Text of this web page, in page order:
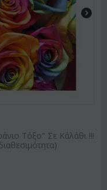
Τόξο" Σε Κάλάθι !!!